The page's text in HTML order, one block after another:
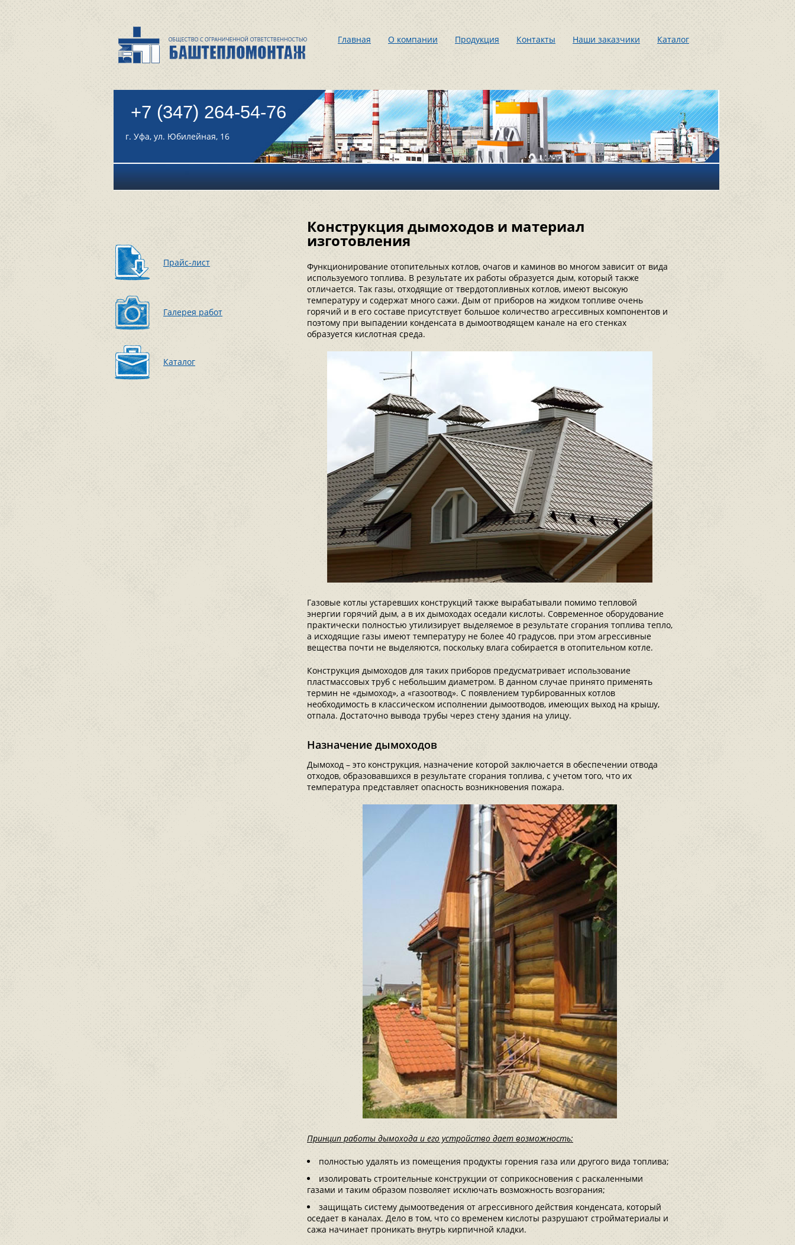
Главная О компании Продукция Контакты Наши заказчики Каталог
+7 (347) 264-54-76
г. Уфа, ул. Юбилейная, 16
Прайс-лист
Галерея работ
Каталог
Конструкция дымоходов и материал
изготовления
Функционирование отопительных котлов, очагов и каминов во многом зависит от вида
используемого топлива. В результате их работы образуется дым, который также
отличается. Так газы, отходящие от твердотопливных котлов, имеют высокую
температуру и содержат много сажи. Дым от приборов на жидком топливе очень
горячий и в его составе присутствует большое количество агрессивных компонентов и
поэтому при выпадении конденсата в дымоотводящем канале на его стенках
образуется кислотная среда.
Газовые котлы устаревших конструкций также вырабатывали помимо тепловой
энергии горячий дым, а в их дымоходах оседали кислоты. Современное оборудование
практически полностью утилизирует выделяемое в результате сгорания топлива тепло,
а исходящие газы имеют температуру не более 40 градусов, при этом агрессивные
вещества почти не выделяются, поскольку влага собирается в отопительном котле.
Конструкция дымоходов для таких приборов предусматривает использование
пластмассовых труб с небольшим диаметром. В данном случае принято применять
термин не «дымоход», а «газоотвод». С появлением турбированных котлов
необходимость в классическом исполнении дымоотводов, имеющих выход на крышу,
отпала. Достаточно вывода трубы через стену здания на улицу.
Назначение дымоходов
Дымоход – это конструкция, назначение которой заключается в обеспечении отвода
отходов, образовавшихся в результате сгорания топлива, с учетом того, что их
температура представляет опасность возникновения пожара.
Принцип работы дымохода и его устройство дает возможность:
полностью удалять из помещения продукты горения газа или другого вида топлива;
изолировать строительные конструкции от соприкосновения с раскаленными
газами и таким образом позволяет исключать возможность возгорания;
защищать систему дымоотведения от агрессивного действия конденсата, который
оседает в каналах. Дело в том, что со временем кислоты разрушают стройматериалы и
сажа начинает проникать внутрь кирпичной кладки.